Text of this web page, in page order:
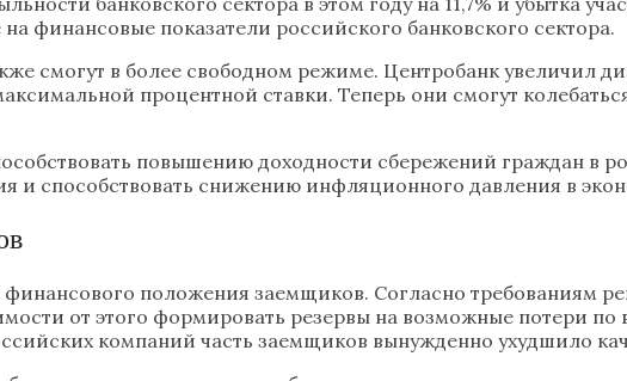
финансовые показатели российского банковского сектора.
смогут в более свободном режиме. Центробанк увеличил
процентной ставки. Теперь они смогут
повышению доходности сбережений граждан в
и способствовать снижению инфляционного давления в
положения заемщиков. Согласно требованиям
от этого формировать резервы на возможные потери
компаний часть заемщиков вынужденно ухудшило